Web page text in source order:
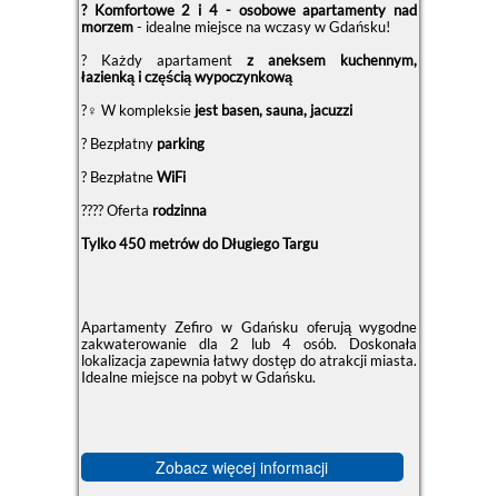
? Komfortowe 2 i 4 - osobowe apartamenty nad
morzem- idealne miejsce na wczasy w Gdańsku!
? Każdy apartamentz aneksem kuchennym,
łazienką i częścią wypoczynkową
?‍♀️ W kompleksiejest basen, sauna, jacuzzi
?️ Bezpłatny parking
? BezpłatneWiFi
?‍?‍?‍? Oferta rodzinna
Tylko 450 metrów do Długiego Targu
Apartamenty Zefiro w Gdańsku oferują wygodne
zakwaterowanie dla 2 lub 4 osób. Doskonała
lokalizacja zapewnia łatwy dostęp do atrakcji miasta.
Idealne miejsce na pobyt w Gdańsku.
Zobacz więcej informacji